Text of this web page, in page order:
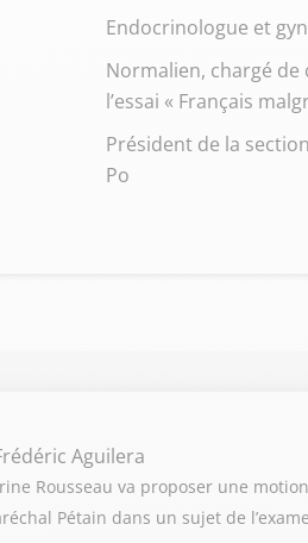
Endocrinologue et
Normalien, chargé de
l’essai « Français
Président de la
Po
Aguilera
Rousseau va proposer une
Pétain dans un sujet de